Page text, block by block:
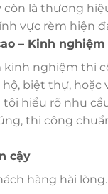
còn là thương
vực rèm hiện
– Kinh
kinh nghiệm thi
biệt thự, hoặc
tôi hiểu rõ nhu
thi công
cậy
hàng hài lòng.